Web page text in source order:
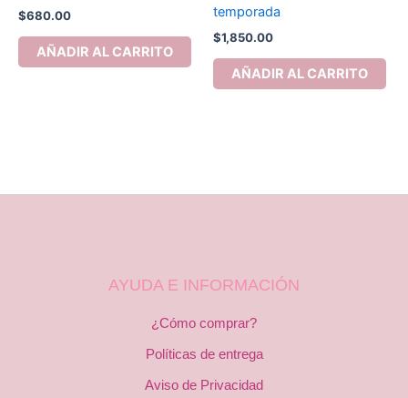
$680.00
AÑADIR AL CARRITO
temporada
$1,850.00
AÑADIR AL CARRITO
AYUDA E INFORMACIÓN
¿Cómo comprar?
Políticas de entrega
Aviso de Privacidad